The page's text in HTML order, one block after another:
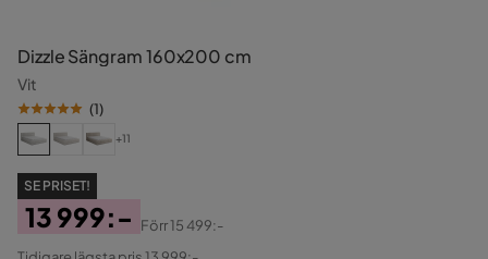
Dizzle Sängram 160x200 cm
Vit
(1)
+11
SE PRISET!
Pris
13 999:-
Original
Förr15 499:-